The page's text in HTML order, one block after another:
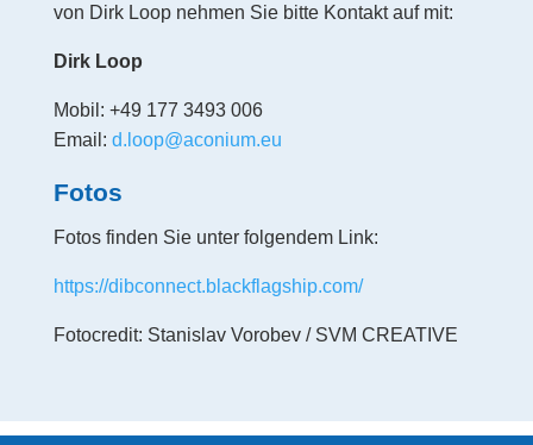
von Dirk Loop nehmen Sie bitte Kontakt auf mit:
Dirk Loop
Mobil: +49 177 3493 006
Email: d.loop@aconium.eu
Fotos
Fotos finden Sie unter folgendem Link:
https://dibconnect.blackflagship.com/
Fotocredit: Stanislav Vorobev / SVM CREATIVE